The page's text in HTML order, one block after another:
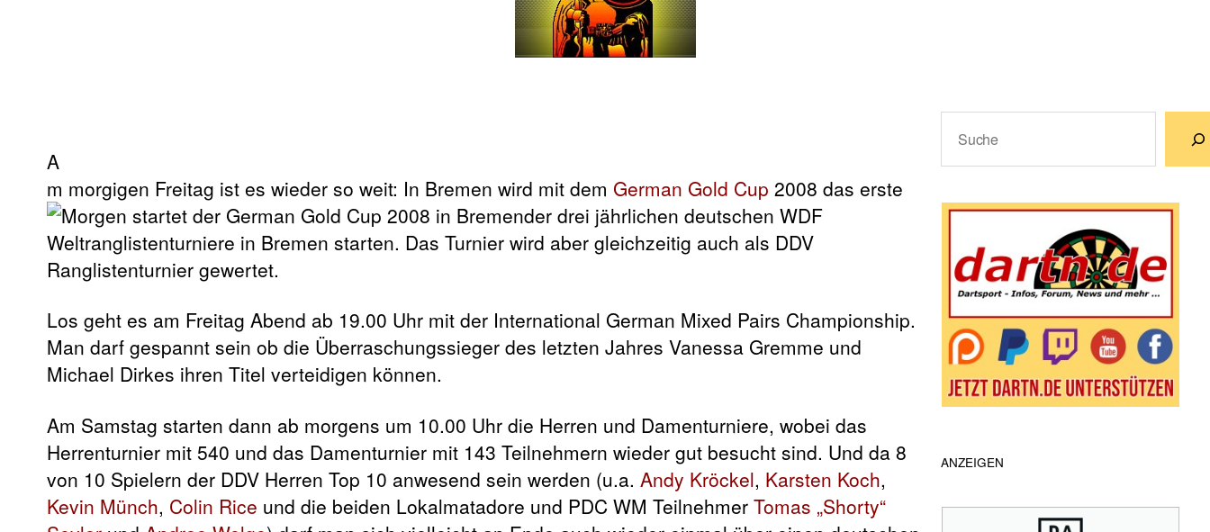
A
m morgigen Freitag ist es wieder so weit: In Bremen wird mit dem German Gold Cup 2008 das erste
der drei jährlichen deutschen WDF
Weltranglistenturniere in Bremen starten. Das Turnier wird aber gleichzeitig auch als DDV
Ranglistenturnier gewertet.
Los geht es am Freitag Abend ab 19.00 Uhr mit der International German Mixed Pairs Championship.
Man darf gespannt sein ob die Überraschungssieger des letzten Jahres Vanessa Gremme und
Michael Dirkes ihren Titel verteidigen können.
Am Samstag starten dann ab morgens um 10.00 Uhr die Herren und Damenturniere, wobei das
Herrenturnier mit 540 und das Damenturnier mit 143 Teilnehmern wieder gut besucht sind. Und da 8
von 10 Spielern der DDV Herren Top 10 anwesend sein werden (u.a. Andy Kröckel, Karsten Koch,
Kevin Münch, Colin Rice und die beiden Lokalmatadore und PDC WM Teilnehmer Tomas „Shorty“
ANZEIGEN